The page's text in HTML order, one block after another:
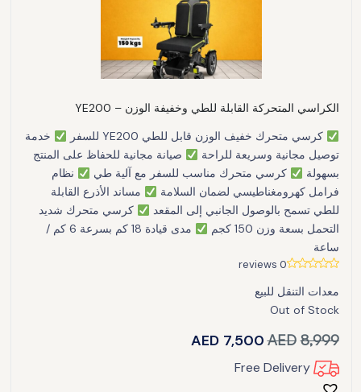
الكراسي المتحركة القابلة للطي وخفيفة الوزن – YE200
كرسي متحرك خفيف الوزن قابل للطي YE200 للسفر
خدمة
توصيل مجانية وسريعة للراحة
صيانة مجانية للحفاظ على المنتج
بسهولة
كرسي متحرك مناسب للسفر مع آلية طي
نظام
فرامل كهرومغناطيسي لضمان السلامة
مساند الأذرع القابلة
للطي تسمح بالوصول الجانبي إلى المقعد
كرسي متحرك شديد
التحمل بسعة وزن 150 كجم
مدى قيادة 18 كم بسرعة 6 كم /
ساعة
0 reviews
معدات التنقل للبيع
Out of Stock
AED 8,999
AED 7,500
Free Delivery